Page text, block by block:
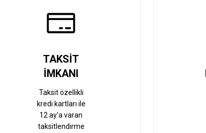
TAKSİT
İMKANI
Taksit özellikli
kredi kartları ile
12 ay'a varan
taksitlendirme